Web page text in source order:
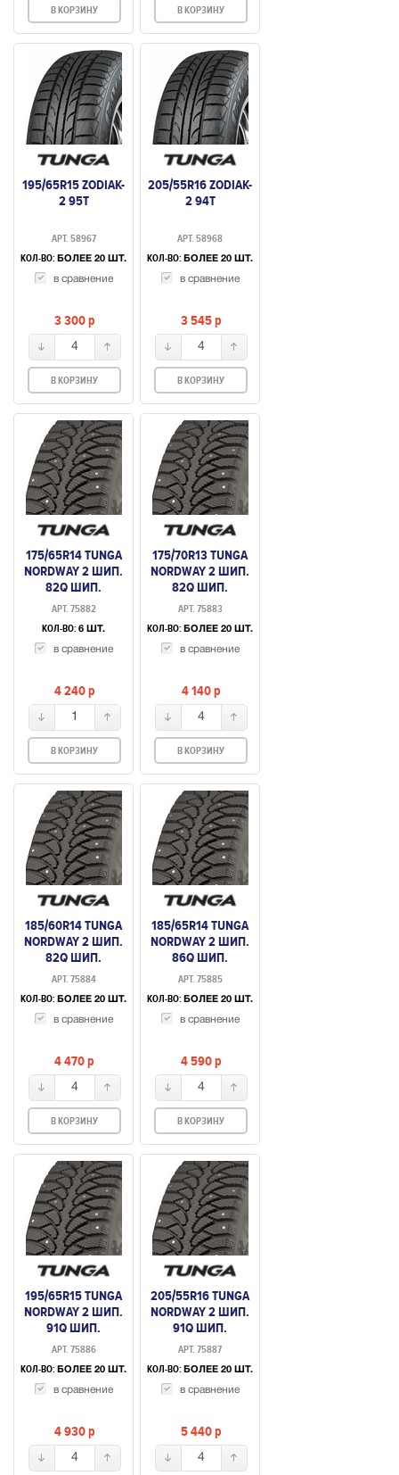
В КОРЗИНУ В КОРЗИНУ
195/65R15 ZODIAK-
2 95T
АРТ. 58967
КОЛ-ВО: БОЛЕЕ 20 ШТ.
в сравнение
3 300p
4
В КОРЗИНУ
205/55R16 ZODIAK-
2 94T
АРТ. 58968
КОЛ-ВО: БОЛЕЕ 20 ШТ.
в сравнение
3 545p
4
В КОРЗИНУ
175/65R14 TUNGA
NORDWAY 2 ШИП.
82Q ШИП.
АРТ. 75882
КОЛ-ВО: 6 ШТ.
в сравнение
4 240p
1
В КОРЗИНУ
175/70R13 TUNGA
NORDWAY 2 ШИП.
82Q ШИП.
АРТ. 75883
КОЛ-ВО: БОЛЕЕ 20 ШТ.
в сравнение
4 140p
4
В КОРЗИНУ
185/60R14 TUNGA
NORDWAY 2 ШИП.
82Q ШИП.
АРТ. 75884
КОЛ-ВО: БОЛЕЕ 20 ШТ.
в сравнение
4 470p
4
В КОРЗИНУ
185/65R14 TUNGA
NORDWAY 2 ШИП.
86Q ШИП.
АРТ. 75885
КОЛ-ВО: БОЛЕЕ 20 ШТ.
в сравнение
4 590p
4
В КОРЗИНУ
195/65R15 TUNGA
NORDWAY 2 ШИП.
91Q ШИП.
АРТ. 75886
КОЛ-ВО: БОЛЕЕ 20 ШТ.
в сравнение
4 930p
4
205/55R16 TUNGA
NORDWAY 2 ШИП.
91Q ШИП.
АРТ. 75887
КОЛ-ВО: БОЛЕЕ 20 ШТ.
в сравнение
5 440p
4